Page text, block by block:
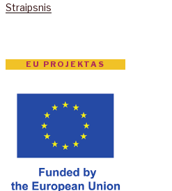
Straipsnis
EU PROJEKTAS